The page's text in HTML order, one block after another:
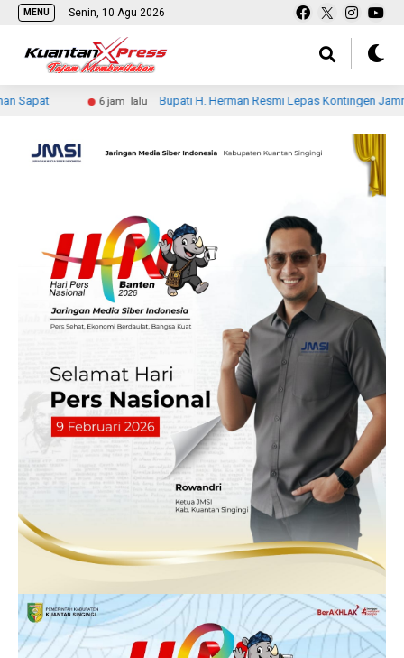
MENU Senin, 10 Agu 2026
6 jam lalu Bupati H. Herman Resmi Lepas Kontingen Jamnas XII